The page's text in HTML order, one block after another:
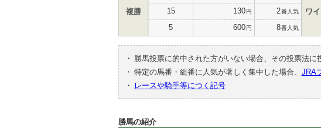
複勝 15 130円 2番人気
5 600円 8番人気
ワ
・ 勝馬投票に的中された方がいない場合、その投票法に
・ 特定の馬番・組番に人気が著しく集中した場合、 JRA
・
レースや騎手等につく記号
勝馬の紹介